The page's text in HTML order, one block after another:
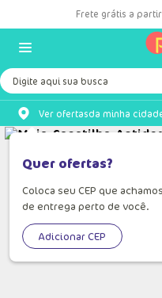
Frete grátis a
Digite aqui sua busca
Ver ofertasda minha
Quer ofertas?
Coloca seu CEP que
de entrega perto de você.
Adicionar CEP